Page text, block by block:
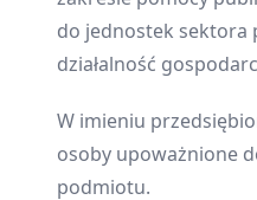
do jednostek sektora
działalność
W imieniu
osoby upoważnione
podmiotu.